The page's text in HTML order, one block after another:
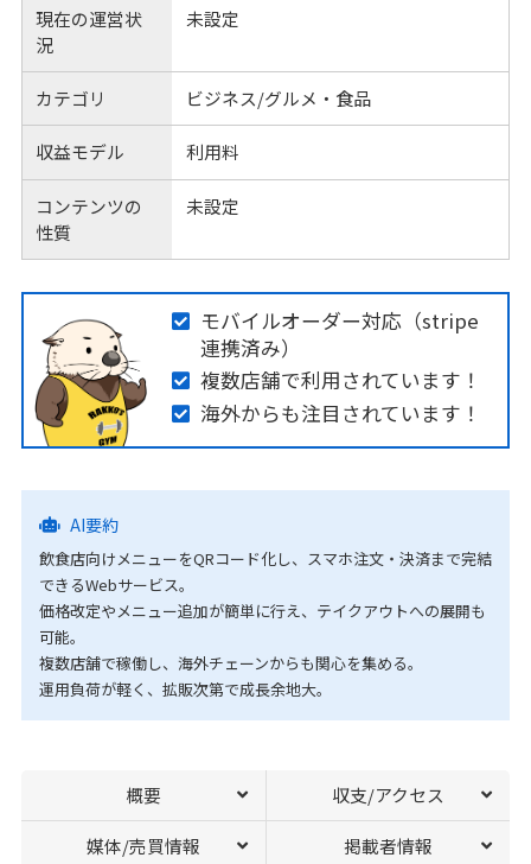
現在の運営状
況
未設定
カテゴリ ビジネス/グルメ・食品
収益モデル 利用料
コンテンツの
性質
未設定
モバイルオーダー対応（stripe
連携済み）
複数店舗で利用されています！
海外からも注目されています！
AI要約
飲食店向けメニューをQRコード化し、スマホ注文・決済まで完結
できるWebサービス。
価格改定やメニュー追加が簡単に行え、テイクアウトへの展開も
可能。
複数店舗で稼働し、海外チェーンからも関心を集める。
運用負荷が軽く、拡販次第で成長余地大。
概要 収支/アクセス
媒体/売買情報 掲載者情報